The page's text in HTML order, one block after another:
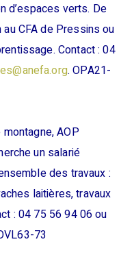
d’espaces verts. De
CFA de Pressins ou
Contact : 04
. OPA21-
AOP
un salarié
des travaux :
laitières, travaux
: 04 75 56 94 06 ou
73